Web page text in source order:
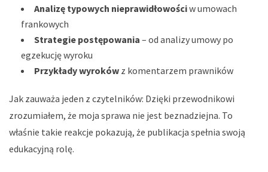
Analizę typowych nieprawidłowościw umowach
frankowych
Strategie postępowania – od analizy umowy po
egzekucję wyroku
Przykłady wyroków z komentarzem prawników
Jak zauważa jeden z czytelników: Dzięki przewodnikowi
zrozumiałem, że moja sprawa nie jest beznadziejna. To
właśnie takie reakcje pokazują, że publikacja spełnia swoją
edukacyjną rolę.